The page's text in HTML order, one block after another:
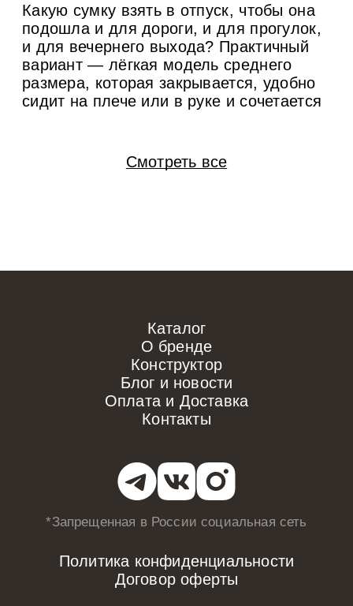
Какую сумку взять в отпуск, чтобы она
подошла и для дороги, и для прогулок,
и для вечернего выхода? Практичный
вариант — лёгкая модель среднего
размера, которая закрывается, удобно
сидит на плече или в руке и сочетается
ручки и внутренний вкладыш, одну
основу проще адаптировать под разные
Смотреть все
Каталог
О бренде
Конструктор
Блог и новости
Оплата и Доставка
Контакты
*Запрещенная в Россиисоциальная сеть
Политика конфиденциальности
Договор оферты